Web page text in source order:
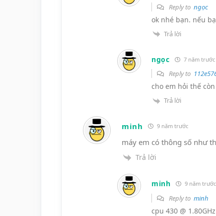
Reply to ngọc
ok nhé bạn. nếu
Trả lời
ngọc 7 năm trước
Reply to
cho em hỏi thế
Trả lời
minh 9 năm trước
máy em có thông số như
Trả lời
minh 9 năm trước
Reply to minh
cpu 430 @ 1.80GHz